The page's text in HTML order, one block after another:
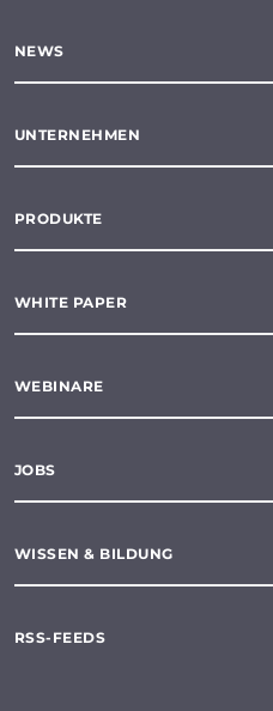
NEWS
UNTERNEHMEN
PRODUKTE
WHITE PAPER
WEBINARE
JOBS
WISSEN & BILDUNG
RSS-FEEDS